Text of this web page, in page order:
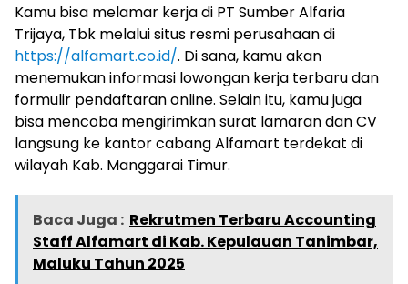
Kamu bisa melamar kerja di PT Sumber Alfaria
Trijaya, Tbk melalui situs resmi perusahaan di
https://alfamart.co.id/. Di sana, kamu akan
menemukan informasi lowongan kerja terbaru dan
formulir pendaftaran online. Selain itu, kamu juga
bisa mencoba mengirimkan surat lamaran dan CV
langsung ke kantor cabang Alfamart terdekat di
wilayah Kab. Manggarai Timur.
Baca Juga : Rekrutmen Terbaru Accounting
Staff Alfamart di Kab. Kepulauan Tanimbar,
Maluku Tahun 2025